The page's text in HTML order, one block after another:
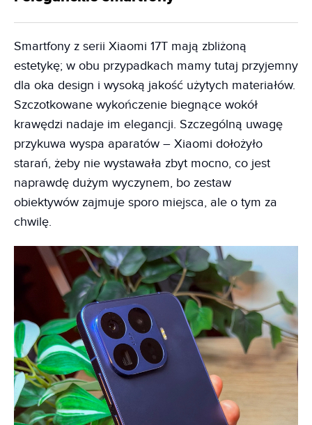
Smartfony z serii Xiaomi 17T mają zbliżoną
estetykę; w obu przypadkach mamy tutaj przyjemny
dla oka design i wysoką jakość użytych materiałów.
Szczotkowane wykończenie biegnące wokół
krawędzi nadaje im elegancji. Szczególną uwagę
przykuwa wyspa aparatów – Xiaomi dołożyło
starań, żeby nie wystawała zbyt mocno, co jest
naprawdę dużym wyczynem, bo zestaw
obiektywów zajmuje sporo miejsca, ale o tym za
chwilę.